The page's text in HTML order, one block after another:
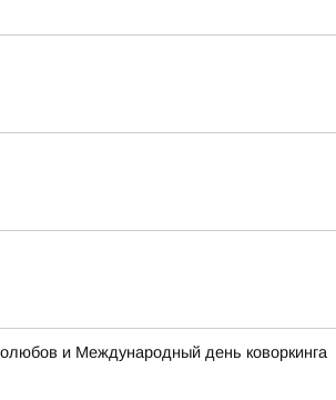
и Международный день коворкинга